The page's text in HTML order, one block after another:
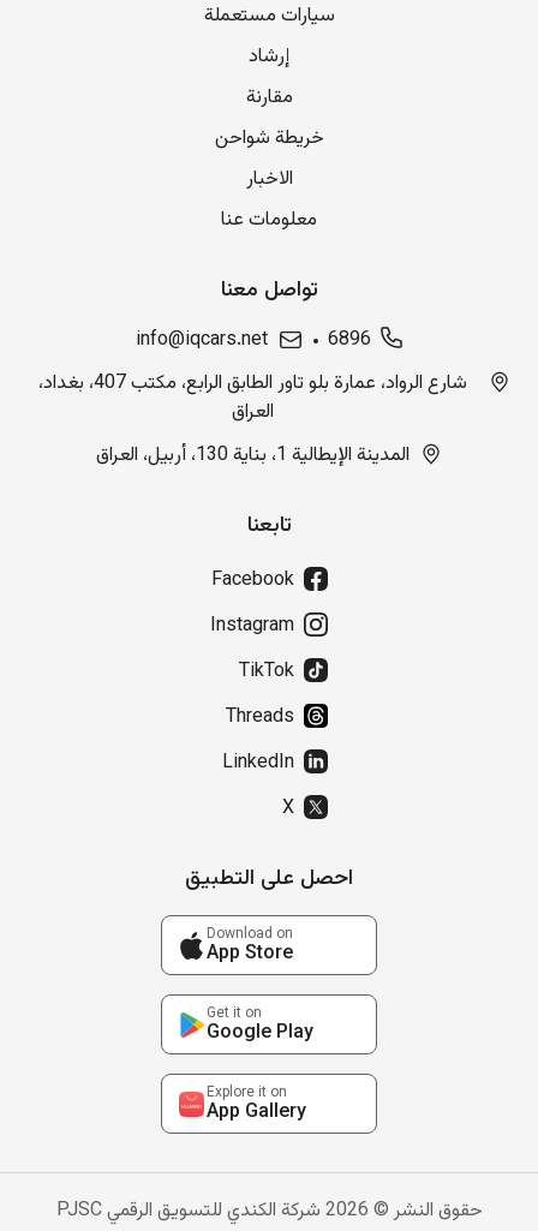
سيارات مستعملة
إرشاد
مقارنة
خريطة شواحن
الاخبار
معلومات عنا
تواصل معنا
6896
info@iqcars.net
شارع الرواد، عمارة بلو تاور الطابق الرابع، مكتب 407، بغداد،
العراق
المدينة الإيطالية 1، بناية 130، أربيل، العراق
تابعنا
Facebook
Instagram
TikTok
Threads
LinkedIn
X
احصل على التطبيق
Download on
App Store
Get it on
Google Play
Explore it on
App Gallery
حقوق النشر © 2026 شركة الكندي للتسويق الرقمي PJSC